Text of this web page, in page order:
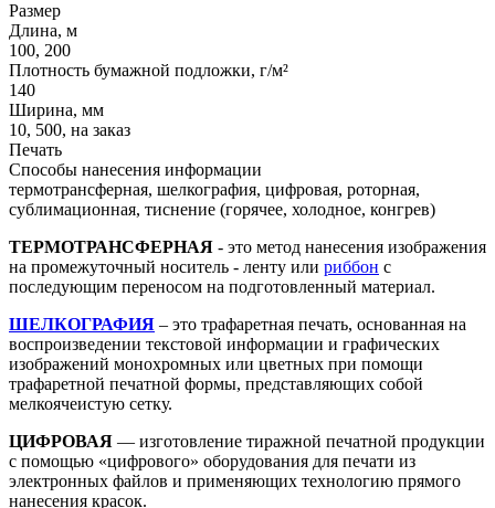
Размер
Длина, м
100, 200
Плотность бумажной подложки, г/м²
140
Ширина, мм
10, 500, на заказ
Печать
Способы нанесения информации
термотрансферная, шелкография, цифровая, роторная,
сублимационная, тиснение (горячее, холодное, конгрев)
ТЕРМОТРАНСФЕРНАЯ - это метод нанесения изображения
на промежуточный носитель - ленту или риббон с
последующим переносом на подготовленный материал.
ШЕЛКОГРАФИЯ – это трафаретная печать, основанная на
воспроизведении текстовой информации и графических
изображений монохромных или цветных при помощи
трафаретной печатной формы, представляющих собой
мелкоячеистую сетку.
ЦИФРОВАЯ — изготовление тиражной печатной продукции
с помощью «цифрового» оборудования для печати из
электронных файлов и применяющих технологию прямого
нанесения красок.